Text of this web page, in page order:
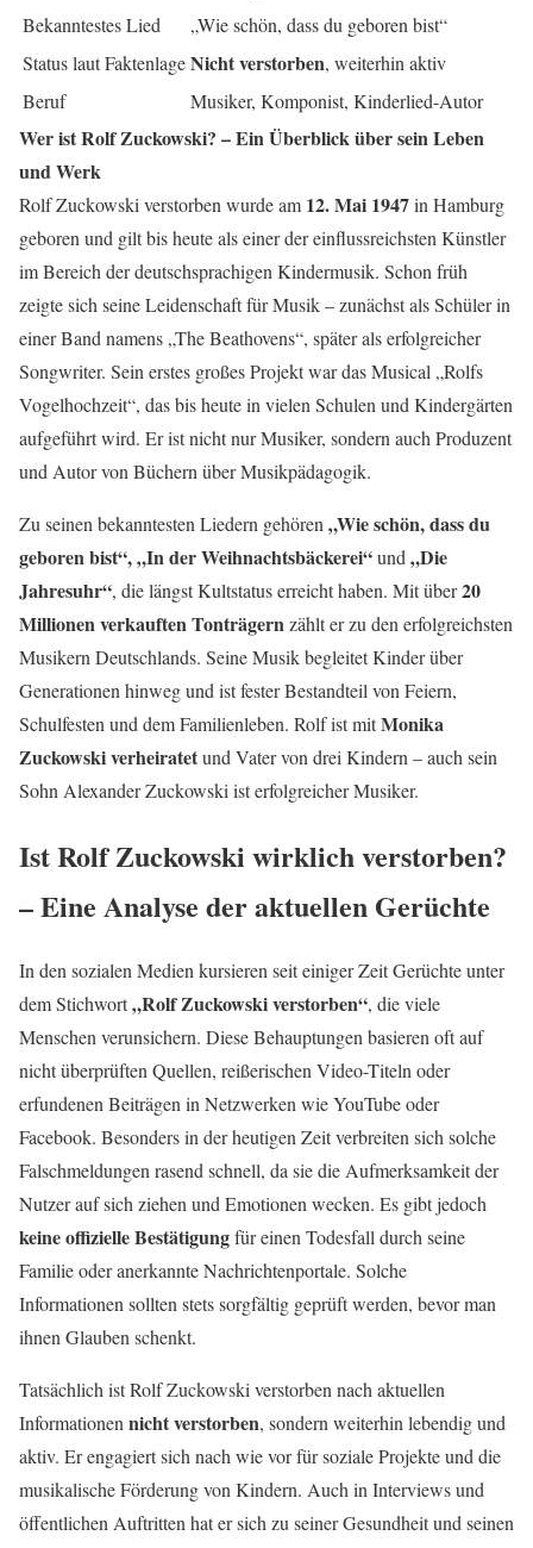
Bekanntestes Lied
„Wie schön, dass du geboren bist“
Status laut FaktenlageNicht verstorben, weiterhin aktiv
Beruf
Musiker, Komponist, Kinderlied-Autor
Wer ist Rolf Zuckowski? – Ein Überblick über sein Leben
und Werk
Rolf Zuckowski verstorben wurde am 12. Mai 1947in Hamburg
geboren und gilt bis heute als einer der einflussreichsten Künstler
im Bereich der deutschsprachigen Kindermusik. Schon früh
zeigte sich seine Leidenschaft für Musik – zunächst als Schüler in
einer Band namens „The Beathovens“, später als erfolgreicher
Songwriter. Sein erstes großes Projekt war das Musical „Rolfs
Vogelhochzeit“, das bis heute in vielen Schulen und Kindergärten
aufgeführt wird. Er ist nicht nur Musiker, sondern auch Produzent
und Autor von Büchern über Musikpädagogik.
Zu seinen bekanntesten Liedern gehören „Wie schön, dass du
geboren bist“, „In der Weihnachtsbäckerei“und „Die
Jahresuhr“, die längst Kultstatus erreicht haben. Mit über20
Millionen verkauften Tonträgernzählt er zu den erfolgreichsten
Musikern Deutschlands. Seine Musik begleitet Kinder über
Generationen hinweg und ist fester Bestandteil von Feiern,
Schulfesten und dem Familienleben. Rolf ist mitMonika
Zuckowski verheiratetund Vater von drei Kindern – auch sein
Sohn Alexander Zuckowski ist erfolgreicher Musiker.
Ist Rolf Zuckowski wirklich verstorben?
– Eine Analyse der aktuellen Gerüchte
In den sozialen Medien kursieren seit einiger Zeit Gerüchte unter
dem Stichwort„Rolf Zuckowski verstorben“, die viele
Menschen verunsichern. Diese Behauptungen basieren oft auf
nicht überprüften Quellen, reißerischen Video-Titeln oder
erfundenen Beiträgen in Netzwerken wie YouTube oder
Facebook. Besonders in der heutigen Zeit verbreiten sich solche
Falschmeldungen rasend schnell, da sie die Aufmerksamkeit der
Nutzer auf sich ziehen und Emotionen wecken. Es gibt jedoch
keine offizielle Bestätigungfür einen Todesfall durch seine
Familie oder anerkannte Nachrichtenportale. Solche
Informationen sollten stets sorgfältig geprüft werden, bevor man
ihnen Glauben schenkt.
Tatsächlich ist Rolf Zuckowski verstorben nach aktuellen
Informationennicht verstorben, sondern weiterhin lebendig und
aktiv. Er engagiert sich nach wie vor für soziale Projekte und die
musikalische Förderung von Kindern. Auch in Interviews und
öffentlichen Auftritten hat er sich zu seiner Gesundheit und seinen